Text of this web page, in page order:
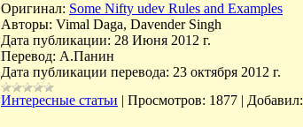
Оригинал: Some Nifty udev Rules and Examples
Авторы: Vimal Daga, Davender Singh
Дата публикации: 28 Июня 2012 г.
Перевод: А.Панин
Дата публикации перевода: 23 октября 2012 г.
Интересные статьи | Просмотров: 1877 | Добавил: